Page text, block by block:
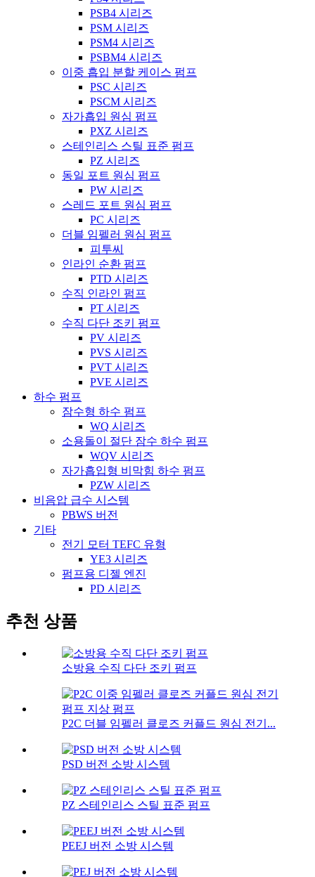
PSB4 시리즈
PSM 시리즈
PSM4 시리즈
PSBM4 시리즈
이중 흡입 분할 케이스 펌프
PSC 시리즈
PSCM 시리즈
자가흡입 원심 펌프
PXZ 시리즈
스테인리스 스틸 표준 펌프
PZ 시리즈
동일 포트 원심 펌프
PW 시리즈
스레드 포트 원심 펌프
PC 시리즈
더블 임펠러 원심 펌프
피투씨
인라인 순환 펌프
PTD 시리즈
수직 인라인 펌프
PT 시리즈
수직 다단 조키 펌프
PV 시리즈
PVS 시리즈
PVT 시리즈
PVE 시리즈
하수 펌프
잠수형 하수 펌프
WQ 시리즈
소용돌이 절단 잠수 하수 펌프
WQV 시리즈
자가흡입형 비막힘 하수 펌프
PZW 시리즈
비음압 급수 시스템
PBWS 버전
기타
전기 모터 TEFC 유형
YE3 시리즈
펌프용 디젤 엔진
PD 시리즈
추천 상품
소방용 수직 다단 조키 펌프
P2C 더블 임펠러 클로즈 커플드 원심 전기...
PSD 버전 소방 시스템
PZ 스테인리스 스틸 표준 펌프
PEEJ 버전 소방 시스템